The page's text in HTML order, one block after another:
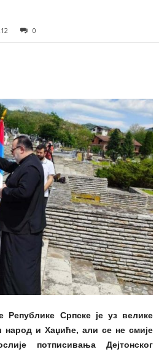
0
Републике Српске је уз велике
народ и Хаџиће, али се не смије
потписивања Дејтонског